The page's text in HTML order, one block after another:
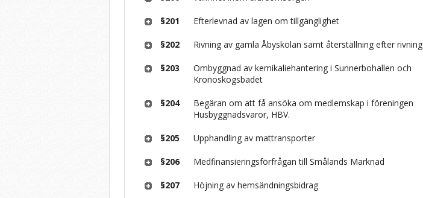
§201 Efterlevnad av lagen om tillgänglighet
§202 Rivning av gamla Åbyskolan samt återställning efter rivning
§203
Ombyggnad av kemikaliehantering i Sunnerbohallen och
Kronoskogsbadet
§204
Begäran om att få ansöka om medlemskap i föreningen
Husbyggnadsvaror, HBV.
§205 Upphandling av mattransporter
§206 Medfinansieringsförfrågan till Smålands Marknad
§207 Höjning av hemsändningsbidrag